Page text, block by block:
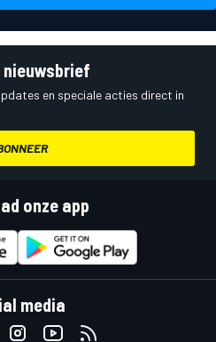
nieuwsbrief
en speciale acties direct in
onze app
media